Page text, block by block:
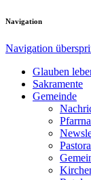
Navigation
Navigation
Glauben
Sakramente
Gemeinde